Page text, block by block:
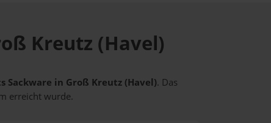
Kreutz (Havel)
in Groß Kreutz (Havel). Das
erreicht wurde.